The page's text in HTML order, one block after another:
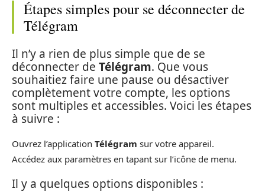
Étapes simples pour se déconnecter de
Télégram
Il n’y a rien de plus simple que de se
déconnecter de Télégram. Que vous
souhaitiez faire une pause ou désactiver
complètement votre compte, les options
sont multiples et accessibles. Voici les étapes
à suivre :
Ouvrez l’application Télégram sur votre appareil.
Accédez aux paramètres en tapant sur l’icône de menu.
Il y a quelques options disponibles :